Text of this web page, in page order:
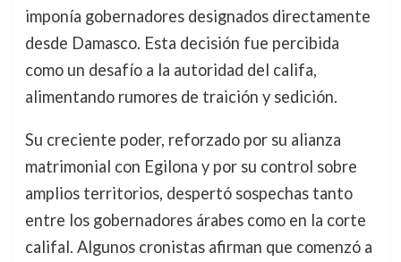
imponía gobernadores designados directamente
desde Damasco. Esta decisión fue percibida
como un desafío a la autoridad del califa,
alimentando rumores de traición y sedición.
Su creciente poder, reforzado por su alianza
matrimonial con Egilona y por su control sobre
amplios territorios, despertó sospechas tanto
entre los gobernadores árabes como en la corte
califal. Algunos cronistas afirman que comenzó a